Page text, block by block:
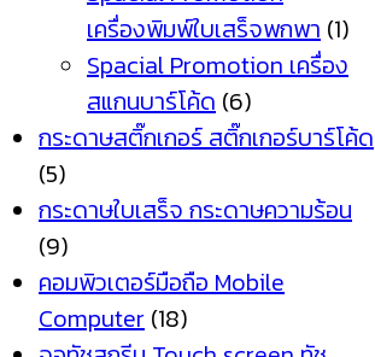
เครื่องพิมพ์ใบเสร็จพกพา (1)
Spacial Promotion เครื่อง
สแกนบาร์โค้ด (6)
กระดาษสติ๊กเกอร์ สติ๊กเกอร์บาร์โค้ด
(5)
กระดาษใบเสร็จ กระดาษความร้อน
(9)
คอมพิวเตอร์มือถือ Mobile
Computer (18)